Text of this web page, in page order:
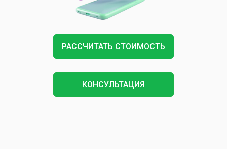
РАССЧИТАТЬ СТОИМОСТЬ
КОНСУЛЬТАЦИЯ